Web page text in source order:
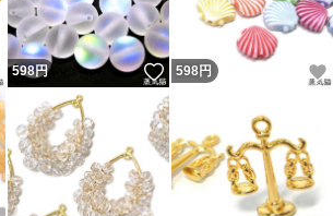
いいね！
598円 いいね！
598円